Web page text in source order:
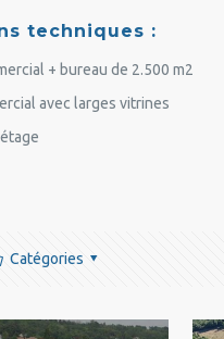
techniques :
+ bureau de 2.500 m2
avec larges vitrines
Catégories